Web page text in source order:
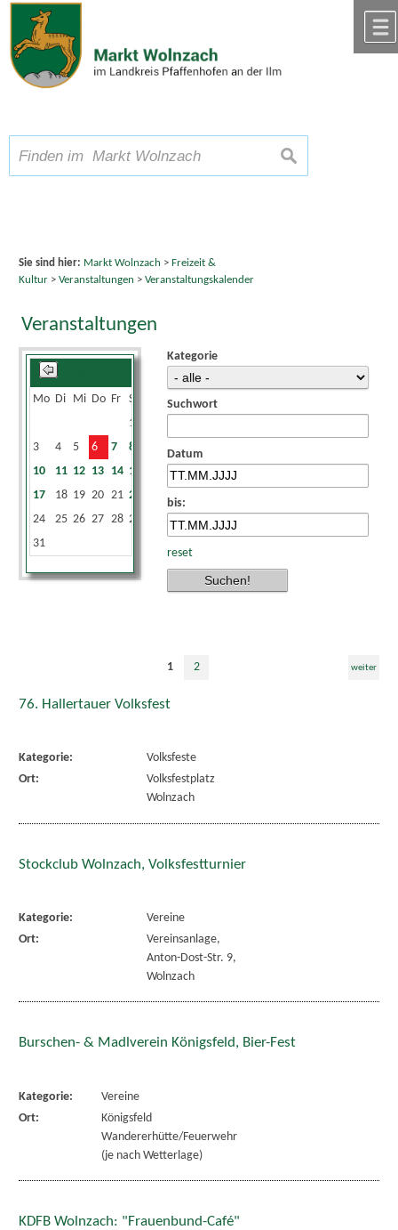
Zum Inhalt,zur Navigation
Schriftgröße A A A suchen
Sie sind hier: Markt Wolnzach > Freizeit &
Kultur> Veranstaltungen > Veranstaltungskalender
Veranstaltungen
Mo Di Mi Do Fr Sa
1
3
4 5 6 7 8
10
11 12 13 14 15
17
18 19 20 21 22
24
25 26 27 28 29
31
Kategorie
Suchwort
Datum
bis:
reset
1 2 weiter
76. Hallertauer Volksfest
Kategorie:
Volksfeste
Ort:
Volksfestplatz
Wolnzach
Stockclub Wolnzach, Volksfestturnier
Kategorie:
Vereine
Ort:
Vereinsanlage,
Anton-Dost-Str. 9,
Wolnzach
Burschen- & Madlverein Königsfeld, Bier-Fest
Kategorie:
Vereine
Ort:
Königsfeld
Wandererhütte/Feuerwehr
(je nach Wetterlage)
KDFB Wolnzach: "Frauenbund-Café"